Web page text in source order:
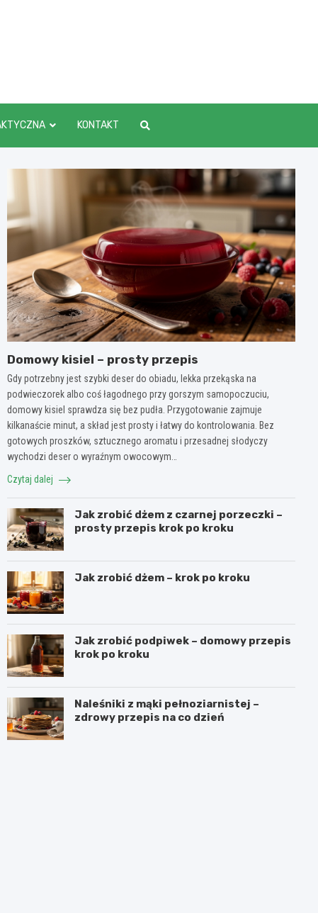
KONTAKT
Domowy kisiel – prosty przepis
Gdy potrzebny jest szybki deser do obiadu, lekka przekąska na
podwieczorek albo coś łagodnego przy gorszym samopoczuciu,
domowy kisiel sprawdza się bez pudła. Przygotowanie zajmuje
kilkanaście minut, a skład jest prosty i łatwy do kontrolowania. Bez
gotowych proszków, sztucznego aromatu i przesadnej słodyczy
wychodzi deser o wyraźnym owocowym…
Czytaj dalej
Jak zrobić dżem z czarnej porzeczki –
prosty przepis krok po kroku
Jak zrobić dżem – krok po kroku
Jak zrobić podpiwek – domowy przepis
krok po kroku
Naleśniki z mąki pełnoziarnistej –
zdrowy przepis na co dzień